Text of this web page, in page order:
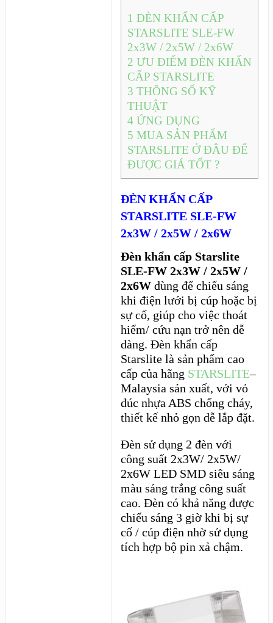
1 ĐÈN KHẨN CẤP
STARSLITE SLE-FW
2x3W / 2x5W / 2x6W
2 ƯU ĐIỂM ĐÈN KHẨN
CẤP STARSLITE
3 THÔNG SỐ KỸ
THUẬT
4 ỨNG DỤNG
5 MUA SẢN PHẨM
STARSLITE Ở ĐÂU ĐỂ
ĐƯỢC GIÁ TỐT ?
ĐÈN KHẨN CẤP
STARSLITE SLE-FW
2x3W / 2x5W / 2x6W
Đèn khẩn cấp Starslite
SLE-FW 2x3W / 2x5W /
2x6W dùng để chiếu sáng
khi điện lưới bị cúp hoặc bị
sự cố, giúp cho việc thoát
hiểm/ cứu nạn trở nên dễ
dàng. Đèn khẩn cấp
Starslite là sản phẩm cao
cấp của hãng STARSLITE–
Malaysia sản xuất, với vỏ
đúc nhựa ABS chống cháy,
thiết kế nhỏ gọn dễ lắp đặt.
Đèn sử dụng 2 đèn với
công suất 2x3W/ 2x5W/
2x6W LED SMD siêu sáng
màu sáng trắng công suất
cao. Đèn có khả năng được
chiếu sáng 3 giờ khi bị sự
cố / cúp điện nhờ sử dụng
tích hợp bộ pin xả chậm.